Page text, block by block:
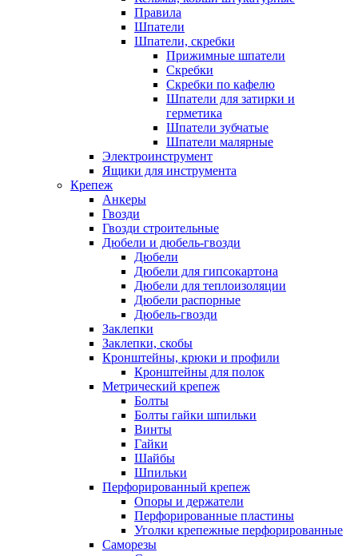
Правила
Шпатели
Шпатели, скребки
Прижимные шпатели
Скребки
Скребки по кафелю
Шпатели для затирки и
герметика
Шпатели зубчатые
Шпатели малярные
Электроинструмент
Ящики для инструмента
Крепеж
Анкеры
Гвозди
Гвозди строительные
Дюбели и дюбель-гвозди
Дюбели
Дюбели для гипсокартона
Дюбели для теплоизоляции
Дюбели распорные
Дюбель-гвозди
Заклепки
Заклепки, скобы
Кронштейны, крюки и профили
Кронштейны для полок
Метрический крепеж
Болты
Болты гайки шпильки
Винты
Гайки
Шайбы
Шпильки
Перфорированный крепеж
Опоры и держатели
Перфорированные пластины
Уголки крепежные перфорированные
Саморезы